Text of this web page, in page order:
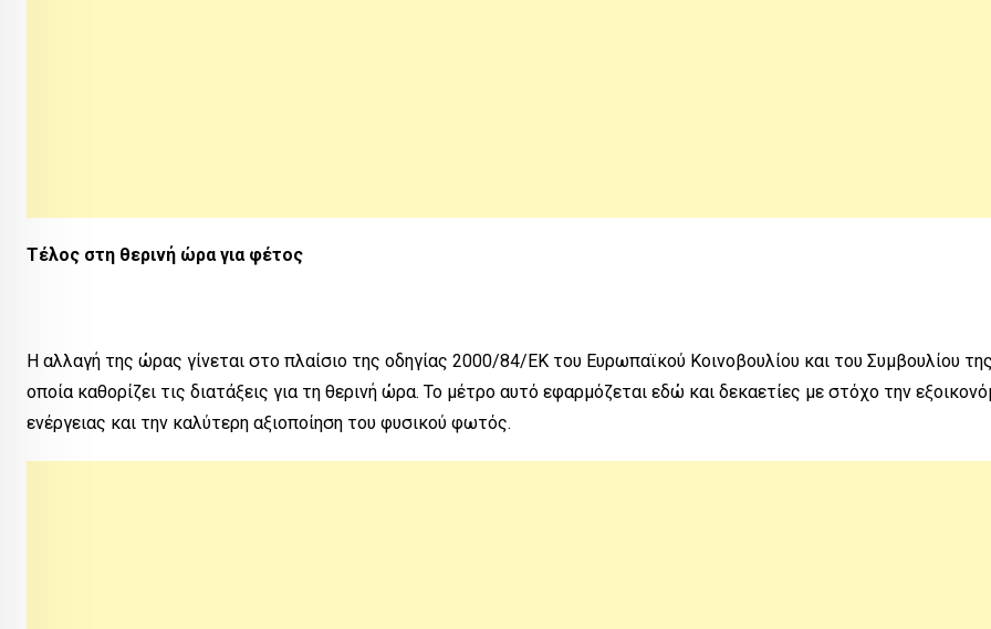
Τέλος στη θερινή ώρα για φέτος
Η αλλαγή της ώρας γίνεται στο πλαίσιο της οδηγίας 2000/84/ΕΚ του Ευρωπαϊκού Κοινοβουλίου και του Συμβουλίου
οποία καθορίζει τις διατάξεις για τη θερινή ώρα. Το μέτρο αυτό εφαρμόζεται εδώ και δεκαετίες με στόχο την
ενέργειας και την καλύτερη αξιοποίηση του φυσικού φωτός.